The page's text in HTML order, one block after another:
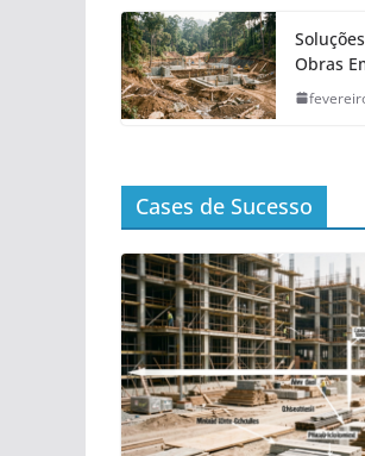
Obras
Cases de Sucesso